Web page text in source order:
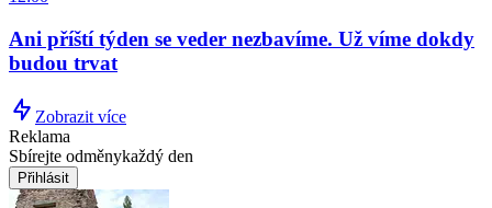
Ani příští týden se veder nezbavíme. Už víme dokdy
budou trvat
Zobrazit více
Reklama
Sbírejte odměnykaždý den
Přihlásit